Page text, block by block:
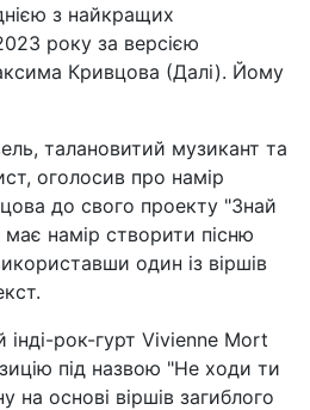
з найкращих
року за версією
Кривцова (Далі). Йому
талановитий музикант та
оголосив про намір
до свого проекту "Знай
має намір створити пісню
один із віршів
рок-гурт Vivienne Mort
під назвою "Не ходи ти
на основі віршів загиблого